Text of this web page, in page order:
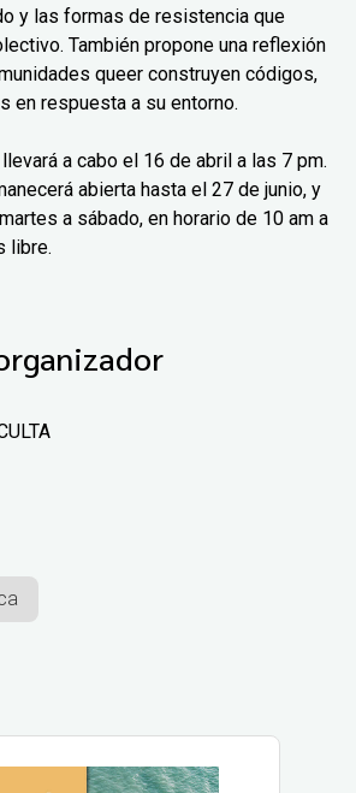
y las formas de resistencia que
También propone una reflexión
queer construyen códigos,
en respuesta a su entorno.
a cabo el 16 de abril a las 7 pm.
abierta hasta el 27 de junio, y
a sábado, en horario de 10 am a
libre.